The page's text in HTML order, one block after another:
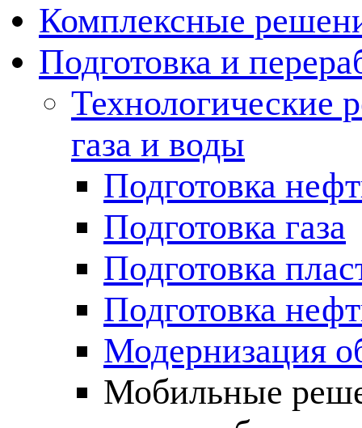
Комплексные
Подготовка и
Технологические
газа и воды
Подготовка
Подготовка газа
Подготовка
Подготовка
Модернизация
Мобильные